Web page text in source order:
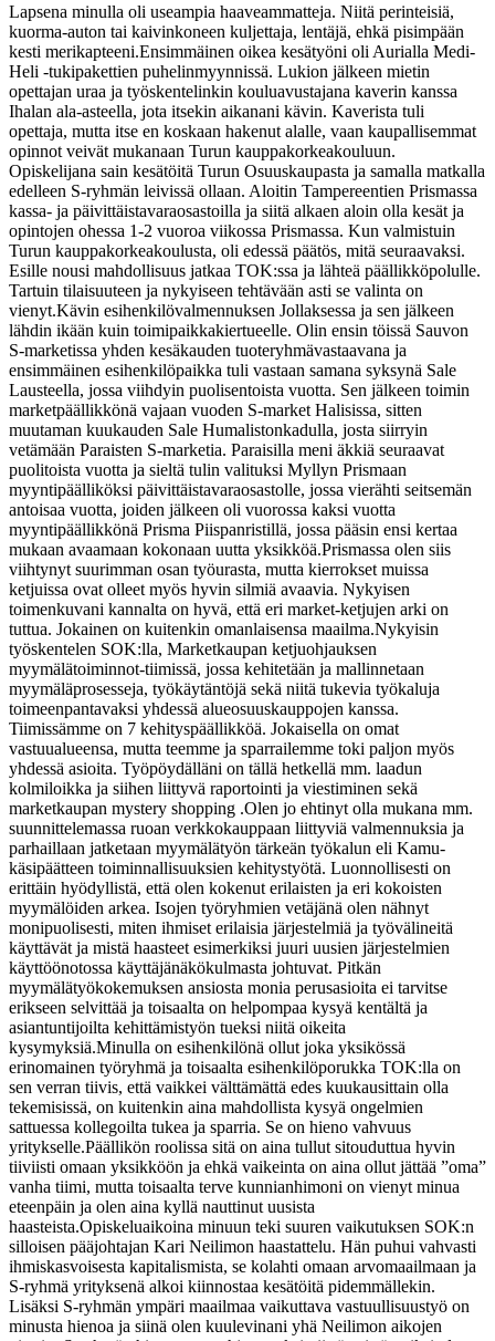
Lapsena minulla oli useampia haaveammatteja. Niitä perinteisiä,
kuorma-auton tai kaivinkoneen kuljettaja, lentäjä, ehkä pisimpään
kesti merikapteeni.Ensimmäinen oikea kesätyöni oli Aurialla Medi-
Heli -tukipakettien puhelinmyynnissä. Lukion jälkeen mietin
opettajan uraa ja työskentelinkin kouluavustajana kaverin kanssa
Ihalan ala-asteella, jota itsekin aikanani kävin. Kaverista tuli
opettaja, mutta itse en koskaan hakenut alalle, vaan kaupallisemmat
opinnot veivät mukanaan Turun kauppakorkeakouluun.
Opiskelijana sain kesätöitä Turun Osuuskaupasta ja samalla matkalla
edelleen S-ryhmän leivissä ollaan. Aloitin Tampereentien Prismassa
kassa- ja päivittäistavaraosastoilla ja siitä alkaen aloin olla kesät ja
opintojen ohessa 1-2 vuoroa viikossa Prismassa. Kun valmistuin
Turun kauppakorkeakoulusta, oli edessä päätös, mitä seuraavaksi.
Esille nousi mahdollisuus jatkaa TOK:ssa ja lähteä päällikköpolulle.
Tartuin tilaisuuteen ja nykyiseen tehtävään asti se valinta on
vienyt.Kävin esihenkilövalmennuksen Jollaksessa ja sen jälkeen
lähdin ikään kuin toimipaikkakiertueelle. Olin ensin töissä Sauvon
S-marketissa yhden kesäkauden tuoteryhmävastaavana ja
ensimmäinen esihenkilöpaikka tuli vastaan samana syksynä Sale
Lausteella, jossa viihdyin puolisentoista vuotta. Sen jälkeen toimin
marketpäällikkönä vajaan vuoden S-market Halisissa, sitten
muutaman kuukauden Sale Humalistonkadulla, josta siirryin
vetämään Paraisten S-marketia. Paraisilla meni äkkiä seuraavat
puolitoista vuotta ja sieltä tulin valituksi Myllyn Prismaan
myyntipäälliköksi päivittäistavaraosastolle, jossa vierähti seitsemän
antoisaa vuotta, joiden jälkeen oli vuorossa kaksi vuotta
myyntipäällikkönä Prisma Piispanristillä, jossa pääsin ensi kertaa
mukaan avaamaan kokonaan uutta yksikköä.Prismassa olen siis
viihtynyt suurimman osan työurasta, mutta kierrokset muissa
ketjuissa ovat olleet myös hyvin silmiä avaavia. Nykyisen
toimenkuvani kannalta on hyvä, että eri market-ketjujen arki on
tuttua. Jokainen on kuitenkin omanlaisensa maailma.Nykyisin
työskentelen SOK:lla, Marketkaupan ketjuohjauksen
myymälätoiminnot-tiimissä, jossa kehitetään ja mallinnetaan
myymäläprosesseja, työkäytäntöjä sekä niitä tukevia työkaluja
toimeenpantavaksi yhdessä alueosuuskauppojen kanssa.
Tiimissämme on 7 kehityspäällikköä. Jokaisella on omat
vastuualueensa, mutta teemme ja sparrailemme toki paljon myös
yhdessä asioita. Työpöydälläni on tällä hetkellä mm. laadun
kolmiloikka ja siihen liittyvä raportointi ja viestiminen sekä
marketkaupan mystery shopping .Olen jo ehtinyt olla mukana mm.
suunnittelemassa ruoan verkkokauppaan liittyviä valmennuksia ja
parhaillaan jatketaan myymälätyön tärkeän työkalun eli Kamu-
käsipäätteen toiminnallisuuksien kehitystyötä. Luonnollisesti on
erittäin hyödyllistä, että olen kokenut erilaisten ja eri kokoisten
myymälöiden arkea. Isojen työryhmien vetäjänä olen nähnyt
monipuolisesti, miten ihmiset erilaisia järjestelmiä ja työvälineitä
käyttävät ja mistä haasteet esimerkiksi juuri uusien järjestelmien
käyttöönotossa käyttäjänäkökulmasta johtuvat. Pitkän
myymälätyökokemuksen ansiosta monia perusasioita ei tarvitse
erikseen selvittää ja toisaalta on helpompaa kysyä kentältä ja
asiantuntijoilta kehittämistyön tueksi niitä oikeita
kysymyksiä.Minulla on esihenkilönä ollut joka yksikössä
erinomainen työryhmä ja toisaalta esihenkilöporukka TOK:lla on
sen verran tiivis, että vaikkei välttämättä edes kuukausittain olla
tekemisissä, on kuitenkin aina mahdollista kysyä ongelmien
sattuessa kollegoilta tukea ja sparria. Se on hieno vahvuus
yritykselle.Päällikön roolissa sitä on aina tullut sitouduttua hyvin
tiiviisti omaan yksikköön ja ehkä vaikeinta on aina ollut jättää ”oma”
vanha tiimi, mutta toisaalta terve kunnianhimoni on vienyt minua
eteenpäin ja olen aina kyllä nauttinut uusista
haasteista.Opiskeluaikoina minuun teki suuren vaikutuksen SOK:n
silloisen pääjohtajan Kari Neilimon haastattelu. Hän puhui vahvasti
ihmiskasvoisesta kapitalismista, se kolahti omaan arvomaailmaan ja
S-ryhmä yrityksenä alkoi kiinnostaa kesätöitä pidemmällekin.
Lisäksi S-ryhmän ympäri maailmaa vaikuttava vastuullisuustyö on
minusta hienoa ja siinä olen kuulevinani yhä Neilimon aikojen